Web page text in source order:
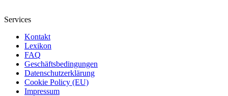
Services
Kontakt
Lexikon
FAQ
Geschäftsbedingungen
Datenschutzerklärung
Cookie Policy (EU)
Impressum